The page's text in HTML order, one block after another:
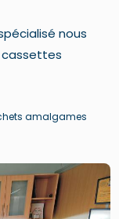
nous
cassettes
amalgames